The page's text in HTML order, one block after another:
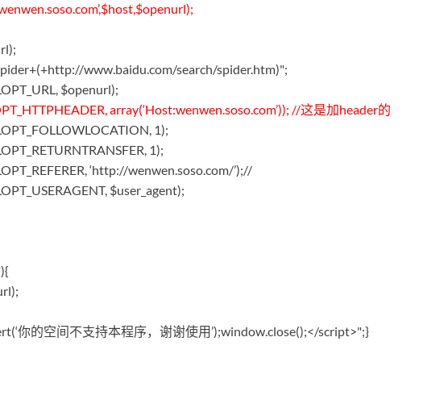
www.baidu.com/search/spider.htm)";
$openurl);
array(‘Host:wenwen.soso.com’)); //这是加header的
1);
1);
‘http://wenwen.soso.com/’);//
$user_agent);
你的空间不支持本程序，谢谢使用’);window.close();</script>";}